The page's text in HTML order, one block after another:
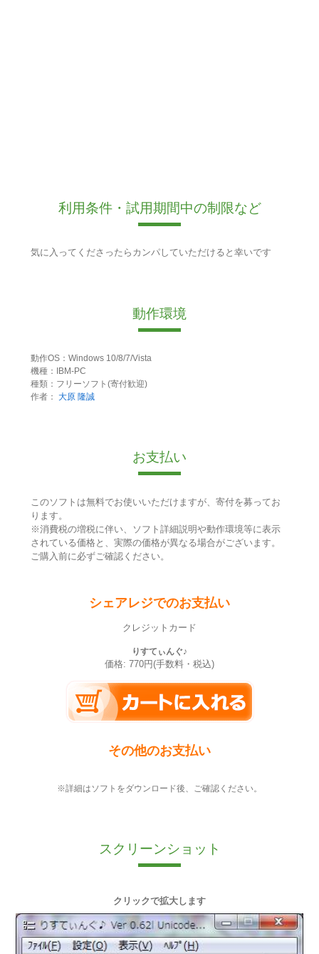
利用条件・試用期間中の制限など
気に入ってくださったらカンパしていただけると幸いです
動作環境
動作OS：Windows 10/8/7/Vista
機種：IBM-PC
種類：フリーソフト(寄付歓迎)
作者： 大原 隆誠
お支払い
このソフトは無料でお使いいただけますが、寄付を募ってお
ります。
※消費税の増税に伴い、ソフト詳細説明や動作環境等に表示
されている価格と、実際の価格が異なる場合がございます。
ご購入前に必ずご確認ください。
シェアレジでのお支払い
クレジットカード
りすてぃんぐ♪
価格: 770円(手数料・税込)
その他のお支払い
※詳細はソフトをダウンロード後、ご確認ください。
スクリーンショット
クリックで拡大します